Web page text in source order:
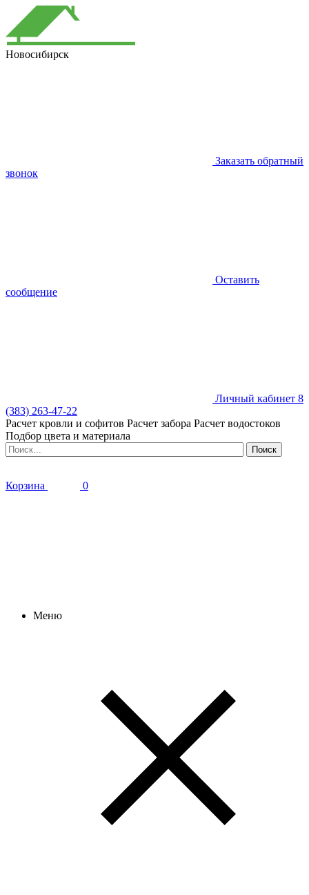
Новосибирск
Заказать обратный
звонок
Оставить
сообщение
Личный кабинет 8
(383) 263-47-22
Расчет кровли и софитов Расчет забора Расчет водостоков
Подбор цвета и материала
Корзина 0
Меню